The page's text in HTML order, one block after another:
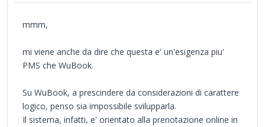
mmm,
mi viene anche da dire che questa e' un'esigenza piu'
PMS che WuBook.
Su WuBook, a prescindere da considerazioni di carattere
logico, penso sia impossibile svilupparla.
Il sistema, infatti, e' orientato alla prenotazione online in